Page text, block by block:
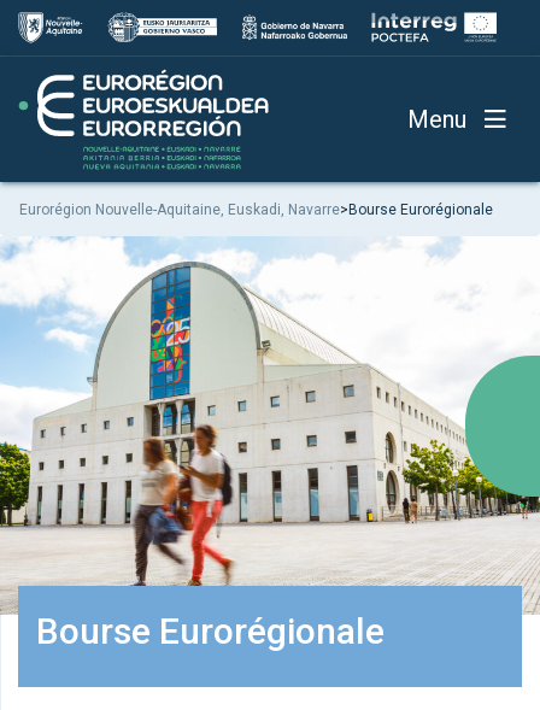
Menu
Eurorégion Nouvelle-Aquitaine, Euskadi, Navarre>Bourse Eurorégionale
Bourse Eurorégionale